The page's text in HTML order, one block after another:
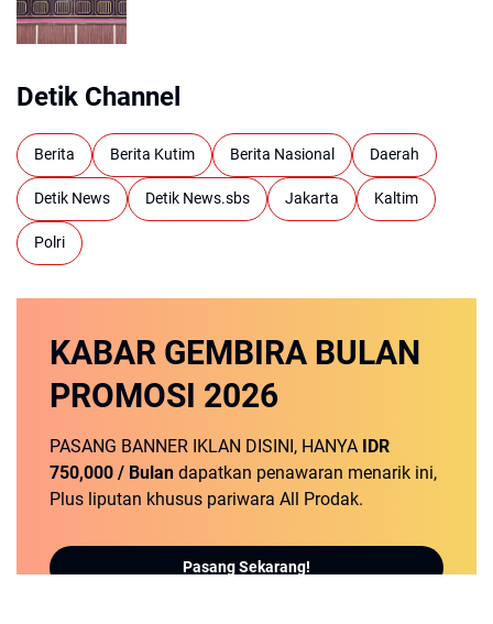
Detik Channel
Berita Berita Kutim Berita Nasional Daerah
Detik News Detik News.sbs Jakarta Kaltim
Polri
KABAR GEMBIRA BULAN
PROMOSI 2026
PASANG BANNER IKLAN DISINI, HANYA IDR
750,000 / Bulan dapatkan penawaran menarik ini,
Plus liputan khusus pariwara All Prodak.
Pasang Sekarang!